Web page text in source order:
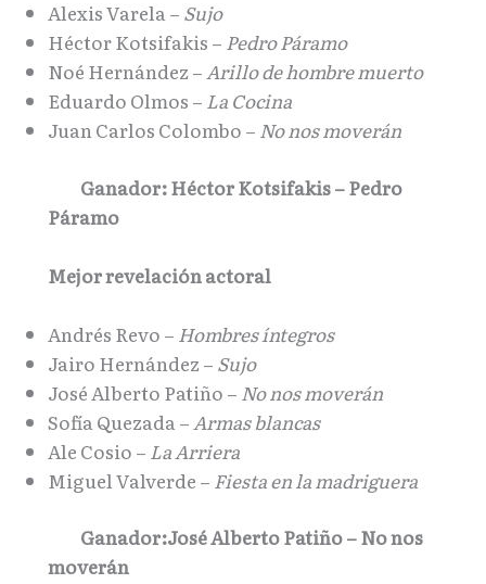
Alexis Varela – Sujo
Héctor Kotsifakis – Pedro Páramo
Noé Hernández –Arillo de hombre muerto
Eduardo Olmos – La Cocina
Juan Carlos Colombo – No nos moverán
Ganador: Héctor Kotsifakis – Pedro
Páramo
Mejor revelación actoral
Andrés Revo – Hombres íntegros
Jairo Hernández – Sujo
José Alberto Patiño – No nos moverán
Sofía Quezada – Armas blancas
Ale Cosio – La Arriera
Miguel Valverde – Fiesta en la madriguera
Ganador:José Alberto Patiño – No nos
moverán